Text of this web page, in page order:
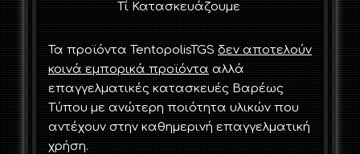
Τί Κατασκευάζουμε
Τα προϊόντα TentopolisTGSδεν αποτελούν
κοινά εμπορικά προϊόντααλλά
επαγγελματικές κατασκευές Bαρέως
Tύπου με ανώτερη ποιότητα υλικών που
αντέχουν στην καθημερινή επαγγελματική
χρήση.